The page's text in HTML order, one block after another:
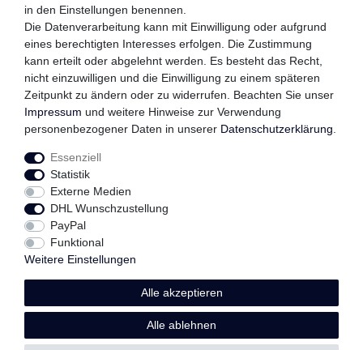
QUALITÄTSVERSPRECHEN
FOLGEN SIE UNS
Impressum
Widerrufs­recht Vertrag widerrufen
© Copyright 2026 | Alle Rechte vorbehalten.
in den Einstellungen benennen.
Die Datenverarbeitung kann mit Einwilligung oder aufgrund
eines berechtigten Interesses erfolgen. Die Zustimmung
kann erteilt oder abgelehnt werden. Es besteht das Recht,
nicht einzuwilligen und die Einwilligung zu einem späteren
Zeitpunkt zu ändern oder zu widerrufen. Beachten Sie unser
Impressum und weitere Hinweise zur Verwendung
personenbezogener Daten in unserer Daten­schutz­erklärung
Essenziell
Statistik
Externe Medien
DHL Wunschzustellung
PayPal
Funktional
Weitere Einstellungen
Alle akzeptieren
Alle ablehnen